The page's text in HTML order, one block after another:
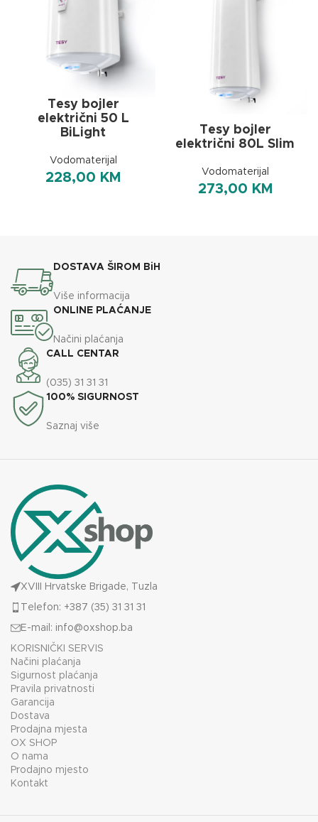
Tesy bojler
električni 50 L
BiLight
Vodomaterijal
228,00 KM
Tesy bojler
električni 80L Slim
Vodomaterijal
273,00 KM
DOSTAVA ŠIROM BiH
Više informacija
ONLINE PLAĆANJE
Načini plaćanja
CALL CENTAR
(035) 31 31 31
100% SIGURNOST
Saznaj više
XVIII Hrvatske Brigade, Tuzla
Telefon: +387 (35) 31 31 31
E-mail: info@oxshop.ba
KORISNIČKI SERVIS
Načini plaćanja
Sigurnost plaćanja
Pravila privatnosti
Garancija
Dostava
Prodajna mjesta
OX SHOP
O nama
Prodajno mjesto
Kontakt